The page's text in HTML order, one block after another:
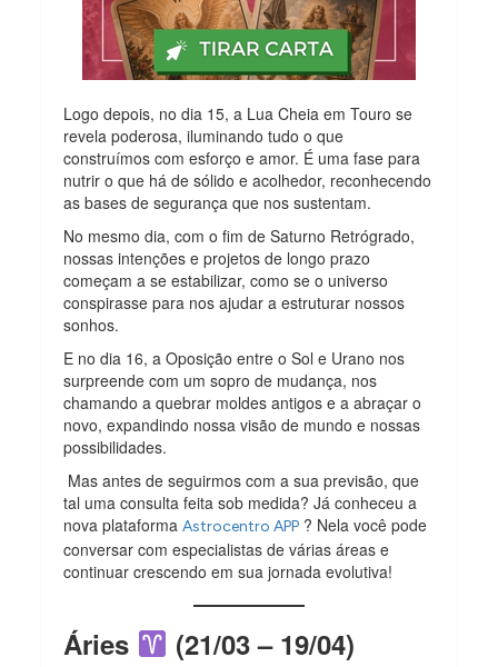
Logo depois, no dia 15, a Lua Cheia em Touro se
revela poderosa, iluminando tudo o que
construímos com esforço e amor. É uma fase para
nutrir o que há de sólido e acolhedor, reconhecendo
as bases de segurança que nos sustentam.
No mesmo dia, com o fim de Saturno Retrógrado,
nossas intenções e projetos de longo prazo
começam a se estabilizar, como se o universo
conspirasse para nos ajudar a estruturar nossos
sonhos.
E no dia 16, a Oposição entre o Sol e Urano nos
surpreende com um sopro de mudança, nos
chamando a quebrar moldes antigos e a abraçar o
novo, expandindo nossa visão de mundo e nossas
possibilidades.
Mas antes de seguirmos com a sua previsão, que
tal uma consulta feita sob medida? Já conheceu a
nova plataformaAstrocentro APP ? Nela você pode
conversar com especialistas de várias áreas e
continuar crescendo em sua jornada evolutiva!
Áries (21/03 – 19/04)